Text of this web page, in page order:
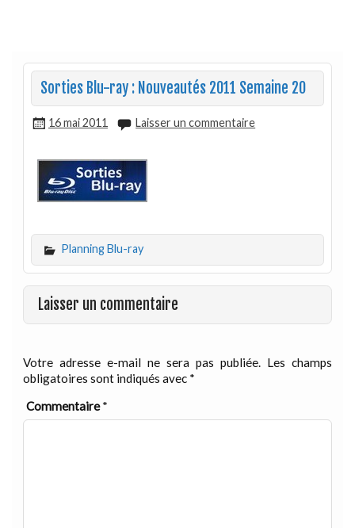
Sorties Blu-ray : Nouveautés 2011 Semaine 20
16 mai 2011 Laisser un commentaire
Planning Blu-ray
Laisser un commentaire
Votre adresse e-mail ne sera pas publiée.
Les champs
obligatoires sont indiqués avec *
Commentaire*